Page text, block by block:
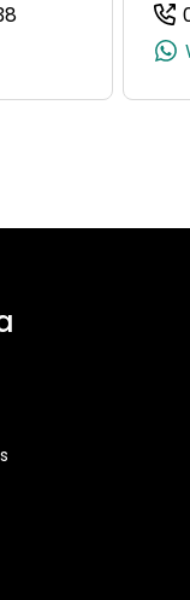
40 922 6981)